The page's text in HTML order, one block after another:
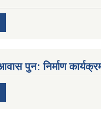
पुन: निर्माण